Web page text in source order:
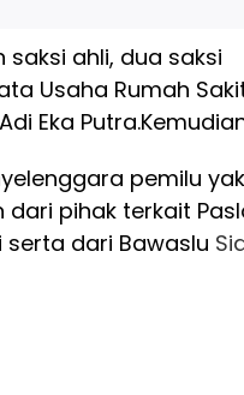
ahli, dua saksi
Usaha Rumah
Eka Putra.
pemilu
dari pihak terkait
dari Bawaslu